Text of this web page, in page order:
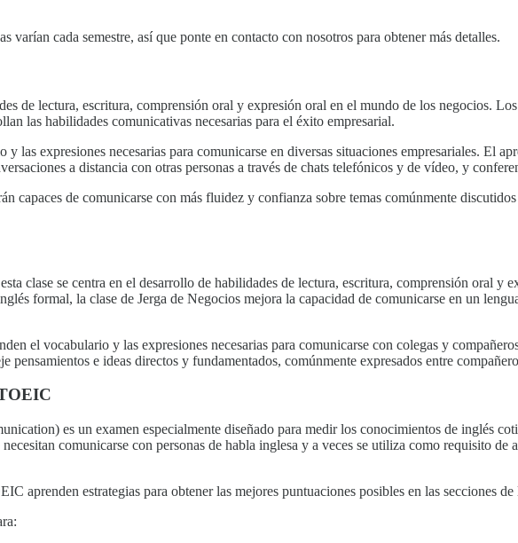
varían cada semestre, así que ponte en contacto con nosotros para obtener más detalles.
de lectura, escritura, comprensión oral y expresión oral en el mundo de los negocios.
las habilidades comunicativas necesarias para el éxito empresarial.
las expresiones necesarias para comunicarse en diversas situaciones empresariales. El
a distancia con otras personas a través de chats telefónicos y de vídeo, y
capaces de comunicarse con más fluidez y confianza sobre temas comúnmente
clase se centra en el desarrollo de habilidades de lectura, escritura, comprensión oral y
formal, la clase de Jerga de Negocios mejora la capacidad de comunicarse en un
el vocabulario y las expresiones necesarias para comunicarse con colegas y
pensamientos e ideas directos y fundamentados, comúnmente expresados entre
es un examen especialmente diseñado para medir los conocimientos de inglés
comunicarse con personas de habla inglesa y a veces se utiliza como requisito
aprenden estrategias para obtener las mejores puntuaciones posibles en las secciones